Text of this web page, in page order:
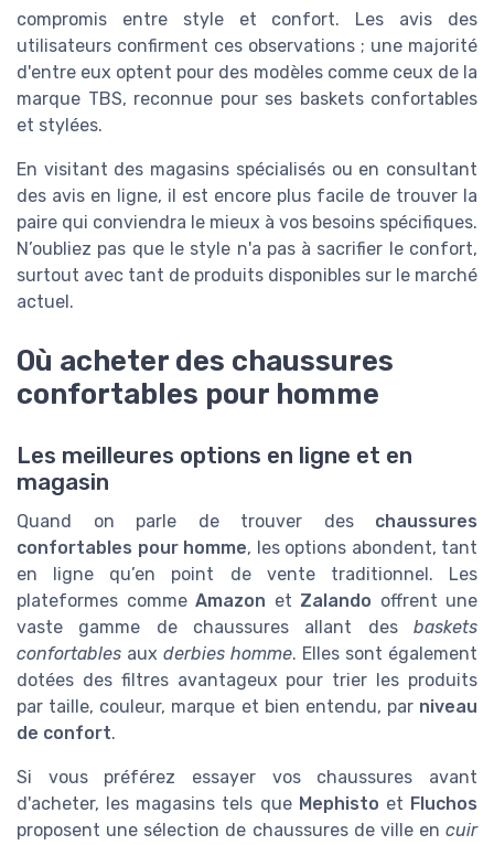
compromis entre style et confort. Les avis des
utilisateurs confirment ces observations ; une majorité
d'entre eux optent pour des modèles comme ceux de la
marque TBS, reconnue pour ses baskets confortables
et stylées.
En visitant des magasins spécialisés ou en consultant
des avis en ligne, il est encore plus facile de trouver la
paire qui conviendra le mieux à vos besoins spécifiques.
N’oubliez pas que le style n'a pas à sacrifier le confort,
surtout avec tant de produits disponibles sur le marché
actuel.
Où acheter des chaussures
confortables pour homme
Les meilleures options en ligne et en
magasin
Quand on parle de trouver des chaussures
confortables pour homme, les options abondent, tant
en ligne qu’en point de vente traditionnel. Les
plateformes comme Amazon et Zalando offrent une
vaste gamme de chaussures allant des baskets
confortables aux derbies homme. Elles sont également
dotées des filtres avantageux pour trier les produits
par taille, couleur, marque et bien entendu, par niveau
de confort.
Si vous préférez essayer vos chaussures avant
d'acheter, les magasins tels que Mephisto et Fluchos
proposent une sélection de chaussures de ville en cuir